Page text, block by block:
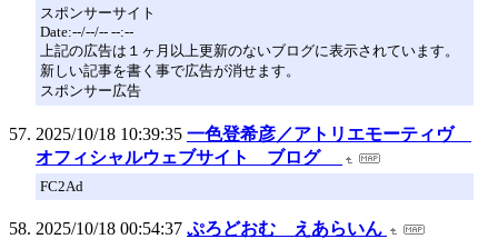
スポンサーサイト
Date:--/--/-- --:--
上記の広告は１ヶ月以上更新のないブログに表示されています。
新しい記事を書く事で広告が消せます。
スポンサー広告
2025/10/18 10:39:35 一色登希彦／アトリエモーティヴ
オフィシャルウェブサイト ブログ
FC2Ad
2025/10/18 00:54:37 ぷろどおむ えあらいん